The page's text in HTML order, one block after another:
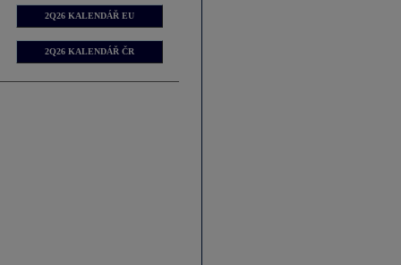
2Q26 KALENDÁŘ EU
2Q26 KALENDÁŘ ČR